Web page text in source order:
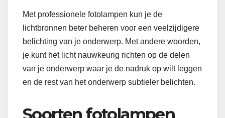
Met professionele fotolampen kun je de
lichtbronnen beter beheren voor een veelzijdigere
belichting van je onderwerp. Met andere woorden,
je kunt het licht nauwkeurig richten op de delen
van je onderwerp waar je de nadruk op wilt leggen
en de rest van het onderwerp subtieler belichten.